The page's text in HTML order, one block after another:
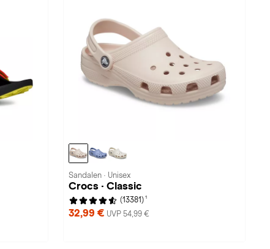
Sandalen · Unisex
Crocs · Classic
(13381) 1
32,99 € UVP 54,99 €